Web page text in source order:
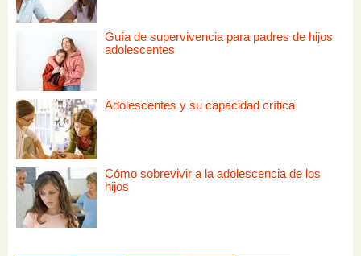
Guía de supervivencia para padres de hijos
adolescentes
Adolescentes y su capacidad crítica
Cómo sobrevivir a la adolescencia de los
hijos